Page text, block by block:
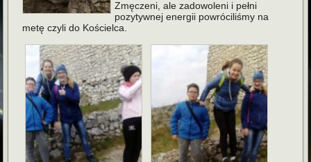
Zmęczeni, ale zadowoleni i pełni
pozytywnej energii powróciliśmy na
metę czyli do Kościelca.